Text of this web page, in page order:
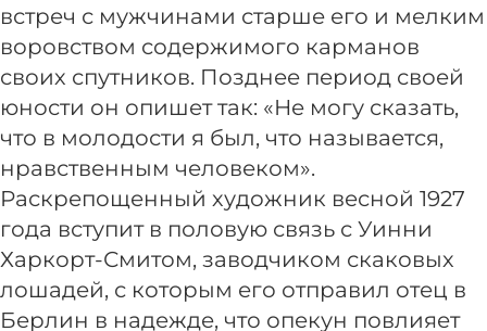
встреч с мужчинами старше его и мелким
воровством содержимого карманов
своих спутников. Позднее период своей
юности он опишет так: «Не могу сказать,
что в молодости я был, что называется,
нравственным человеком».
Раскрепощенный художник весной 1927
года вступит в половую связь с Уинни
Харкорт-Смитом, заводчиком скаковых
лошадей, с которым его отправил отец в
Берлин в надежде, что опекун повлияет